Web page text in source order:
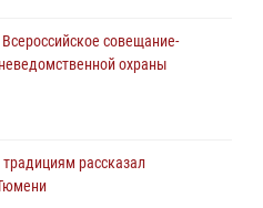
совещание-
охраны
рассказал